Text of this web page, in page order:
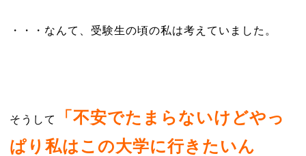
・・・なんて、受験生の頃の私は考えていました。
そうして
「不安でたまらないけどやっ
ぱり私はこの大学に行きたいん